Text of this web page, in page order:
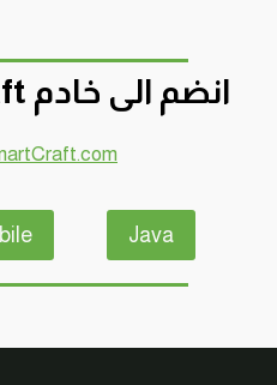
ماين
كرافت
#SMARTCRAFT
انضم الى خادم SmartCraft الآن
Java